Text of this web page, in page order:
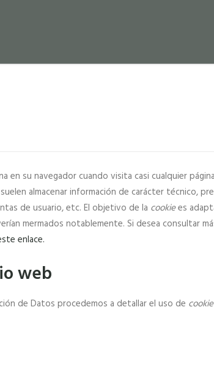
su navegador cuando visita casi cualquier
almacenar información de carácter técnico,
de usuario, etc. El objetivo de la cookiees
mermados notablemente. Si desea consultar
enlace.
web
de Datos procedemos a detallar el uso de